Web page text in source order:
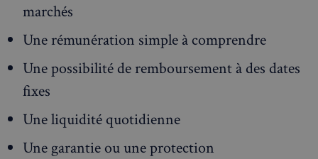
marchés
Une rémunération simple à comprendre
Une possibilité de remboursement à des dates
fixes
Une liquidité quotidienne
Une garantie ou une protection